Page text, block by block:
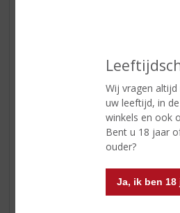
Wij vragen altijd
uw leeftijd, in de
winkels en ook
Bent u 18 jaar
ouder?
Ja, ik ben
Licht goud
Intens en
complexe
bacon,
perensap.
Turf, rook
rokerige